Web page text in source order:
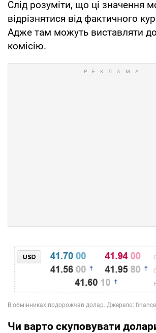
Слід розуміти, що ці значення
відрізнятися від фактичного
Адже там можуть виставляти
комісію.
Чи варто скуповувати